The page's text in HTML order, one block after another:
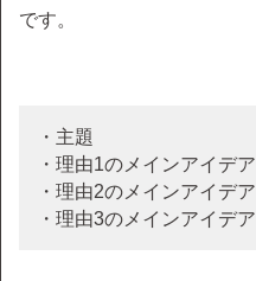
です。
・主題
・理由1のメインアイデア
・理由2のメインアイデア
・理由3のメインアイデア